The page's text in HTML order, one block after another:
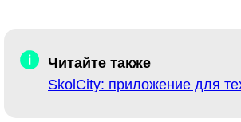
Читайте также
SkolCity: приложение для